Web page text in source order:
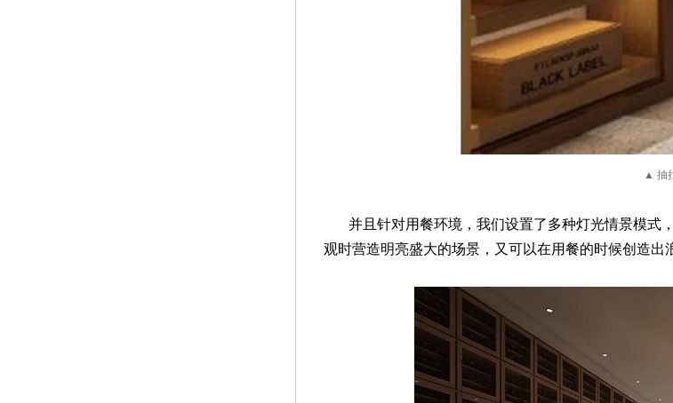
▲ 抽
并且针对用餐环境，我们设置了多种灯光情景模式
观时营造明亮盛大的场景，又可以在用餐的时候创造出